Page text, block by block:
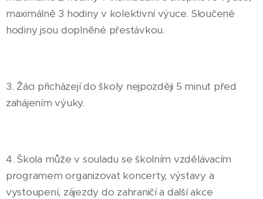
maximálně 3 hodiny v kolektivní výuce. Sloučené
hodiny jsou doplněné přestávkou.
3. Žáci přicházejí do školy nejpozději 5 minut před
zahájením výuky.
4. Škola může v souladu se školním vzdělávacím
programem organizovat koncerty, výstavy a
vystoupení, zájezdy do zahraničí a další akce